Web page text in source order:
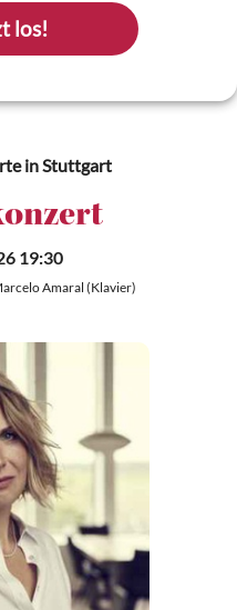
los!
in Stuttgart
19:30
Amaral (Klavier)